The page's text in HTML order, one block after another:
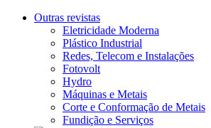
Outras revistas
Eletricidade Moderna
Plástico Industrial
Redes, Telecom e Instalações
Fotovolt
Hydro
Máquinas e Metais
Corte e Conformação de Metais
Fundição e Serviços